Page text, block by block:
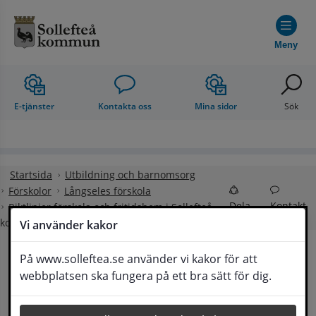
Vi använder kakor
På www.solleftea.se använder vi kakor för att
webbplatsen ska fungera på ett bra sätt för dig.
Meny
E-tjänster Kontakta oss Mina sidor Sök
Startsida
Utbildning och barnomsorg
Förskolor
Långseles förskola
Riktlinjer förskola och fritidshem i Sollefteå
kommun
Dela Kontakt
Lyssna
Riktlinjer förskola och
fritidshem i Sollefteå kommun